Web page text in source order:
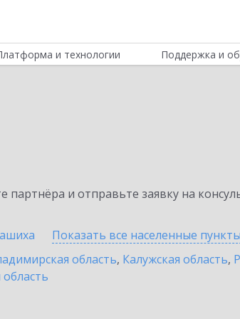
и технологии Поддержка и
и отправьте заявку на
Показать все населенные пункты
область, Калужская область,